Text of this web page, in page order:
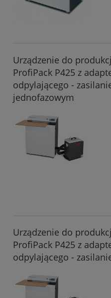
Urządzenie do
ProfiPack P425 z
odpylającego -
jednofazowym
Urządzenie do
ProfiPack P425 z
odpylającego -